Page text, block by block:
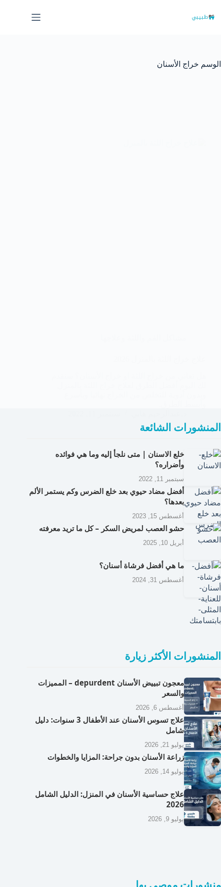
إلى
المحتوى
الوسم خراج الأسنان
المنشورات الشائعة
خلع الاسنان | متى نلجأ إليه وما هي فوائده
وأضراره؟
سبتمبر 11, 2022
أفضل مضاد حيوي بعد خلع الضرس وكم يستمر الألم
بعدها؟
أغسطس 15, 2023
حشو العصب لمريض السكر – كل ما تريد معرفته
أبريل 10, 2025
ما هي أفضل فرشاة أسنان؟
أغسطس 31, 2024
المنشورات الأكثر زيارة
معجون تبييض الأسنان depurdent – المميزات
والسعر
أغسطس 6, 2026
علاج تسوس الأسنان عند الأطفال 3 سنوات: دليل
شامل
يوليو 21, 2026
زراعة الأسنان بدون جراحة: المزايا والخطوات
يوليو 14, 2026
علاج حساسية الأسنان في المنزل: الدليل الشامل
2026
يوليو 9, 2026